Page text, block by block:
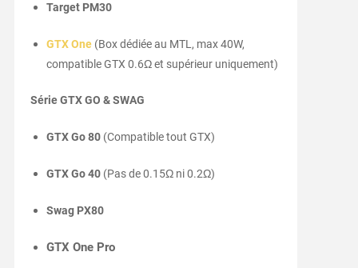
Target PM30
GTX One(Box dédiée au MTL, max 40W,
compatible GTX 0.6Ω et supérieur uniquement)
Série GTX GO & SWAG
GTX Go 80(Compatible tout GTX)
GTX Go 40(Pas de 0.15Ω ni 0.2Ω)
Swag PX80
GTX One Pro